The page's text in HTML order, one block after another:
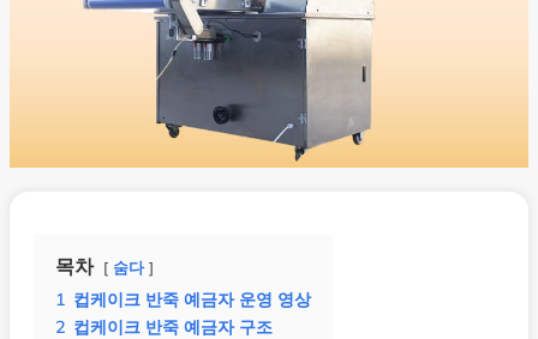
목차 숨다
1 컵케이크 반죽 예금자 운영 영상
2 컵케이크 반죽 예금자 구조